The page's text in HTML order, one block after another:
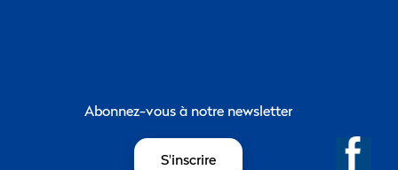
Abonnez-vous à notre newsletter
S'inscrire